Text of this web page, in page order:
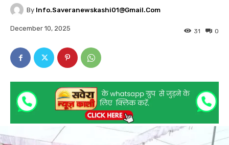
By Info.saveranewskashi01@gmail.com
December 10, 2025 0
31